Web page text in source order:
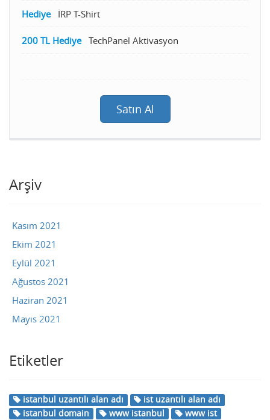
Hediye İRP T-Shirt
200 TL Hediye TechPanel Aktivasyon
Satın Al
Arşiv
Kasım 2021
Ekim 2021
Eylül 2021
Ağustos 2021
Haziran 2021
Mayıs 2021
Etiketler
istanbul uzantılı alan adı
ist uzantılı alan adı
istanbul domain
www istanbul
www ist